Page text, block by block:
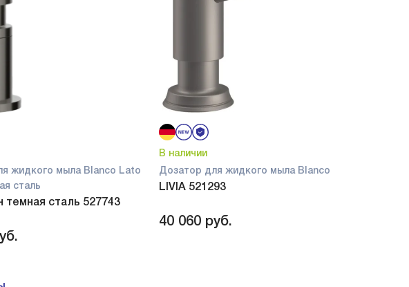
жидкого мыла Blanco Lato
сталь
темная сталь 527743
В наличии
Дозатор для жидкого мыла Blanco
LIVIA 521293
40 060 руб.